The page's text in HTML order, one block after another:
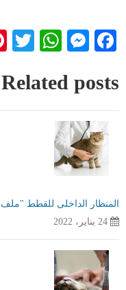
Facebook
Related posts
المنظار الداخلى للقطط
24 يناير، 2022